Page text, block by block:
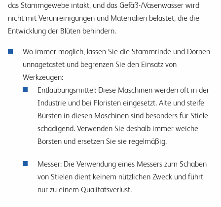
das Stammgewebe intakt, und das Gefäß-/Vasenwasser wird
nicht mit Verunreinigungen und Materialien belastet, die die
Entwicklung der Blüten behindern.
Wo immer möglich, lassen Sie die Stammrinde und Dornen
unnagetastet und begrenzen Sie den Einsatz von
Werkzeugen:
Entlaubungsmittel: Diese Maschinen werden oft in der
Industrie und bei Floristen eingesetzt. Alte und steife
Bürsten in diesen Maschinen sind besonders für Stiele
schädigend. Verwenden Sie deshalb immer weiche
Borsten und ersetzen Sie sie regelmäßig.
Messer: Die Verwendung eines Messers zum Schaben
von Stielen dient keinem nützlichen Zweck und führt
nur zu einem Qualitätsverlust.